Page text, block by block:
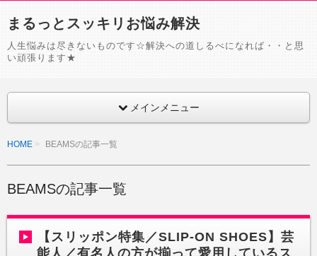
まるっとスッキリお悩み解決
人生悩みは尽きないものです☆解決への道しるべになれば・・と思
い頑張ります★
メインメニュー
HOME BEAMSの記事一覧
BEAMSの記事一覧
【スリッポン特集／SLIP-ON SHOES】芸